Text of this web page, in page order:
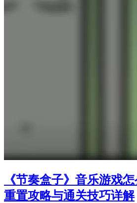
《节奏盒子》音乐游戏
重置攻略与通关技巧详解